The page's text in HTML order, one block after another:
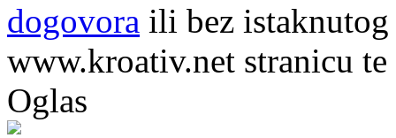
dogovora ili bez
www.kroativ.net stranicu te
Oglas